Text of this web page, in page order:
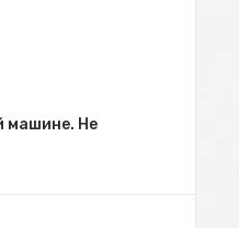
машине. Не